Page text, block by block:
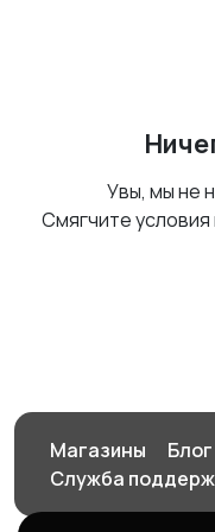
Увы, мы не
Смягчите
Магазины Блог
Служба